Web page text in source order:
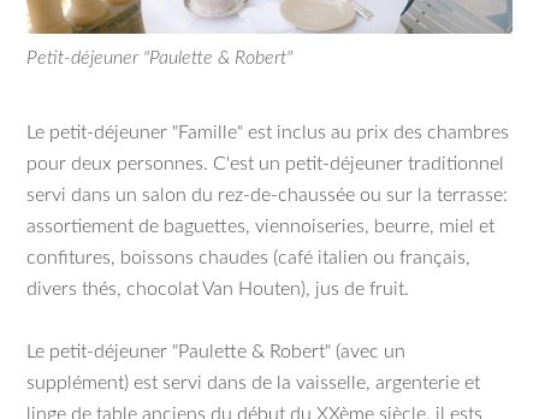
Petit-déjeuner "Paulette & Robert"
Le petit-déjeuner "Famille" est inclus au prix des chambres
pour deux personnes. C'est un petit-déjeuner traditionnel
servi dans un salon du rez-de-chaussée ou sur la terrasse:
assortiement de baguettes, viennoiseries, beurre, miel et
confitures, boissons chaudes (café italien ou français,
divers thés, chocolat Van Houten), jus de fruit.
Le petit-déjeuner "Paulette & Robert" (avec un
supplément) est servi dans de la vaisselle, argenterie et
linge de table anciens du début du XXème siècle. il ests